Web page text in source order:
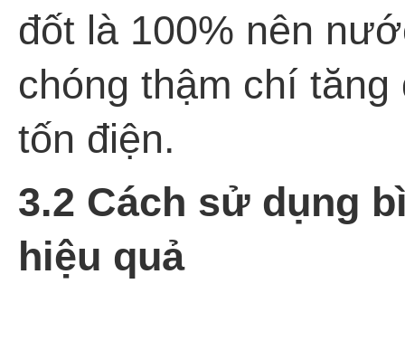
đốt là 100% nên
chóng thậm chí
tốn điện.
3.2 Cách sử dụng
hiệu quả